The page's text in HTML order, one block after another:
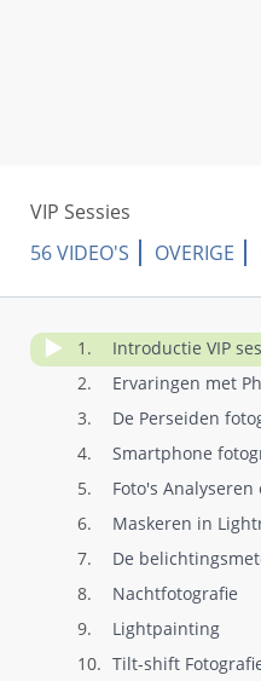
VIP Sessies
56 VIDEO'S
OVERIGE
1. Introductie VIP
2.
3.
De Perseiden
4.
Smartphone
5.
Foto's
6.
Maskeren in
7.
De
8.
Nachtfotografie
9.
Lightpainting
10. Tilt-shift